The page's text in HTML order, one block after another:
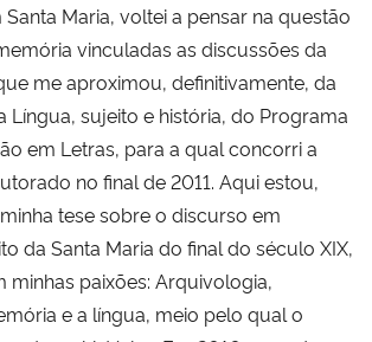
Maria, voltei a pensar na questão
vinculadas as discussões da
me aproximou, definitivamente, da
Língua, sujeito e história, do Programa
em Letras, para a qual concorri a
no final de 2011. Aqui estou,
tese sobre o discurso em
da Santa Maria do final do século XIX,
minhas paixões: Arquivologia,
e a língua, meio pelo qual o